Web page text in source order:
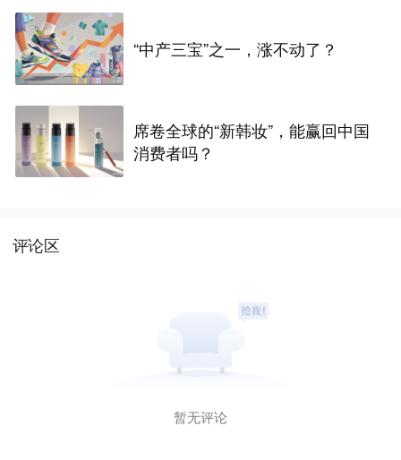
“中产三宝”之一，涨不动了？
席卷全球的“新韩妆”，能赢回中国
消费者吗？
评论区
暂无评论